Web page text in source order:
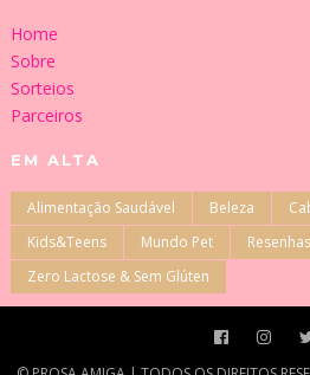
Home
Sobre
Sorteios
Parceiros
EM ALTA
Alimentação Saudável Beleza
Kids&Teens
Mundo Pet
Resenhas
Zero Lactose & Sem Glúten